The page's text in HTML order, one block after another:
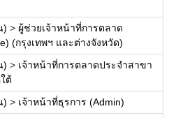
) > ผู้ช่วยเจ้าหน้าที่การตลาด
(กรุงเทพฯ และต่างจังหวัด)
) > เจ้าหน้าที่การตลาดประจำสาขา
ต้
) > เจ้าหน้าที่ธุรการ (Admin)